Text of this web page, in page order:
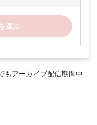
選ぶ
もアーカイブ配信期間中